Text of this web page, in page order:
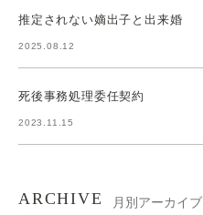
推定されない嫡出子と出来婚
2025.08.12
死後事務処理委任契約
2023.11.15
ARCHIVE 月別アーカイブ